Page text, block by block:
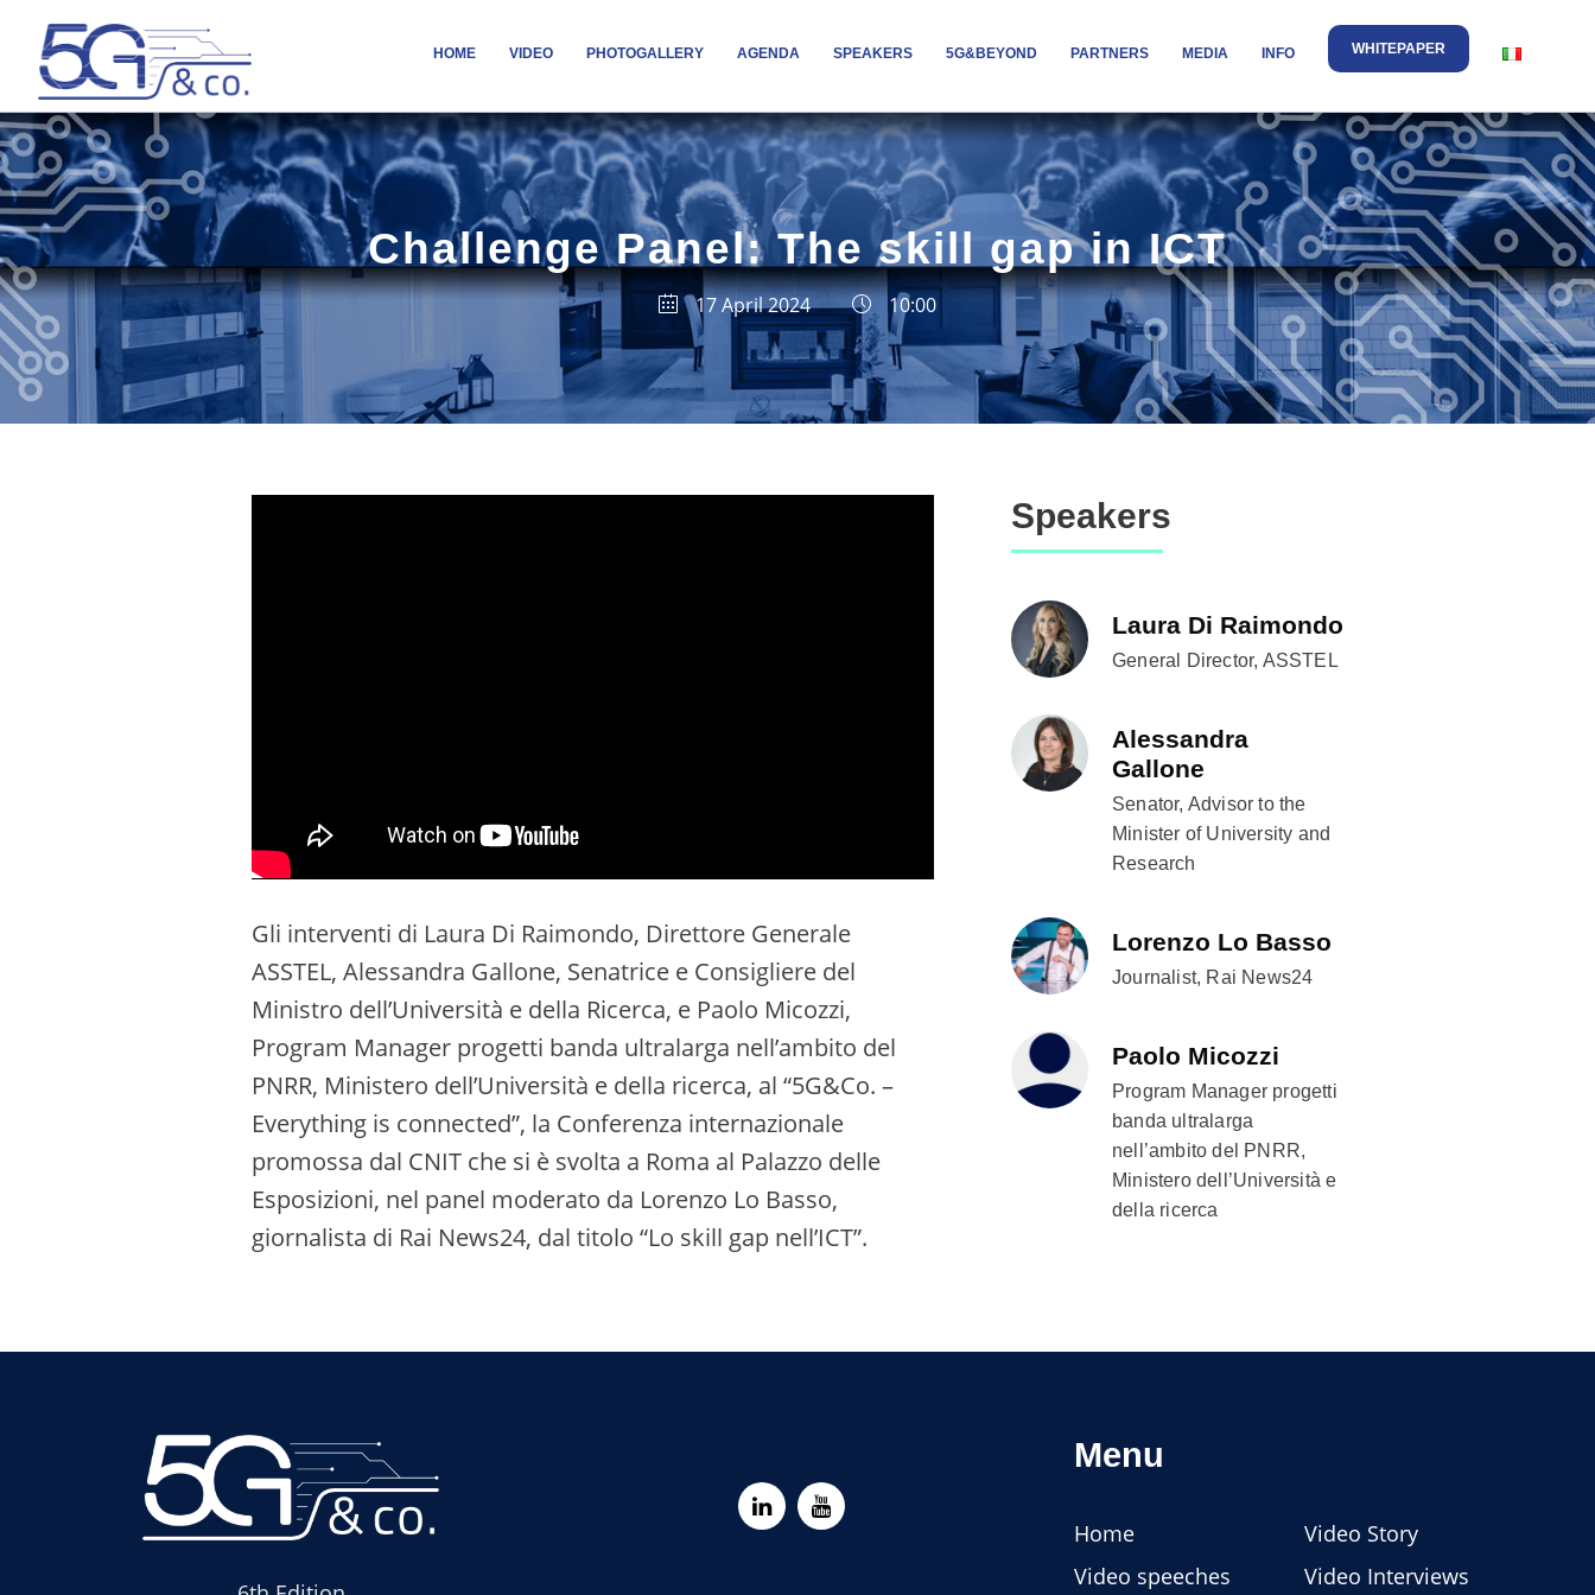
HOME VIDEO PHOTOGALLERY AGENDA SPEAKERS 5G&BEYOND PARTNERS MEDIA INFO WHITEPAPER
Challenge Panel: The skill gap in ICT
17 April 2024 10:00
Gli interventi di Laura Di Raimondo, Direttore Generale
ASSTEL, Alessandra Gallone, Senatrice e Consigliere del
Ministro dell’Università e della Ricerca, e Paolo Micozzi,
Program Manager progetti banda ultralarga nell’ambito del
PNRR, Ministero dell’Università e della ricerca, al “5G&Co. –
Everything is connected”, la Conferenza internazionale
promossa dal CNIT che si è svolta a Roma al Palazzo delle
Esposizioni, nel panel moderato da Lorenzo Lo Basso,
giornalista di Rai News24, dal titolo “Lo skill gap nell’ICT”.
Speakers
Laura Di Raimondo
General Director, ASSTEL
Alessandra
Gallone
Senator, Advisor to the
Minister of University and
Research
Lorenzo Lo Basso
Journalist, Rai News24
Paolo Micozzi
Program Manager progetti
banda ultralarga
nell’ambito del PNRR,
Ministero dell’Università e
della ricerca
Menu
Home
Video Story
Video speeches
Video Interviews